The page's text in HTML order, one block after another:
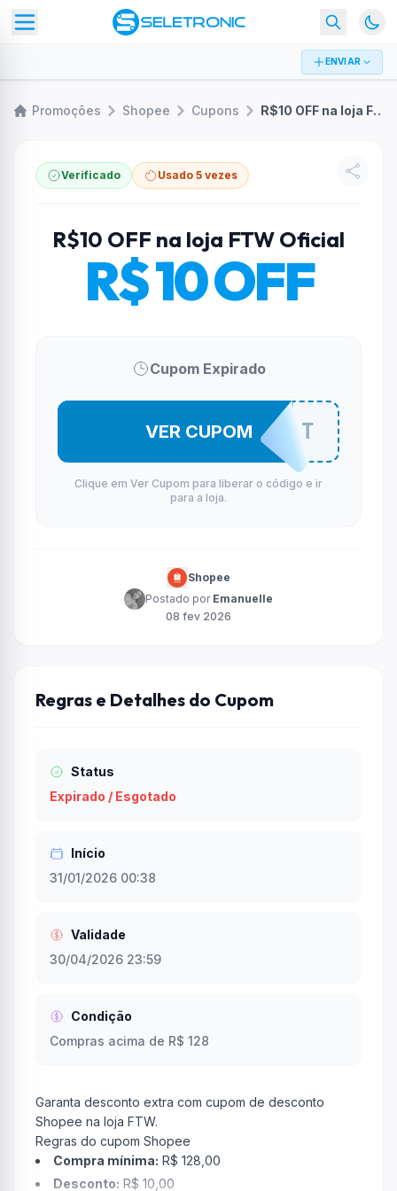
ENVIAR
Promoções Shopee Cupons R$10 OFF na loja FTW Oficial
Verificado Usado 5 vezes
R$10 OFF na loja FTW Oficial
R$ 10 OFF
Cupom Expirado
FTWO109GT
VER CUPOM
Clique em Ver Cupom para liberar o código e ir
para a loja.
Shopee
Postado por Emanuelle
08 fev 2026
Regras e Detalhes do Cupom
Status
Expirado / Esgotado
Início
31/01/2026 00:38
Validade
30/04/2026 23:59
Condição
Compras acima de R$ 128
Garanta desconto extra com cupom de desconto
Shopee na loja FTW.
Regras do cupom Shopee
Compra mínima: R$ 128,00
Desconto: R$ 10,00